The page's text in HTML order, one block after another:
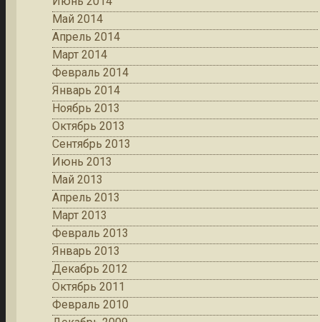
Май 2014
Апрель 2014
Март 2014
Февраль 2014
Январь 2014
Ноябрь 2013
Октябрь 2013
Сентябрь 2013
Июнь 2013
Май 2013
Апрель 2013
Март 2013
Февраль 2013
Январь 2013
Декабрь 2012
Октябрь 2011
Февраль 2010